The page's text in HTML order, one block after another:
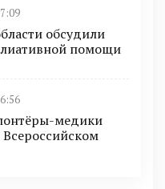
обсудили
помощи
медики
Всероссийском